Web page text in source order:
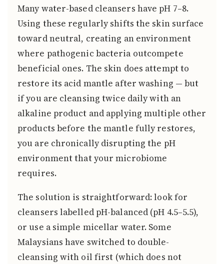
Many water-based cleansers have pH 7–8.
Using these regularly shifts the skin surface
toward neutral, creating an environment
where pathogenic bacteria outcompete
beneficial ones. The skin does attempt to
restore its acid mantle after washing — but
if you are cleansing twice daily with an
alkaline product and applying multiple other
products before the mantle fully restores,
you are chronically disrupting the pH
environment that your microbiome
requires.
The solution is straightforward: look for
cleansers labelled pH-balanced (pH 4.5–5.5),
or use a simple micellar water. Some
Malaysians have switched to double-
cleansing with oil first (which does not